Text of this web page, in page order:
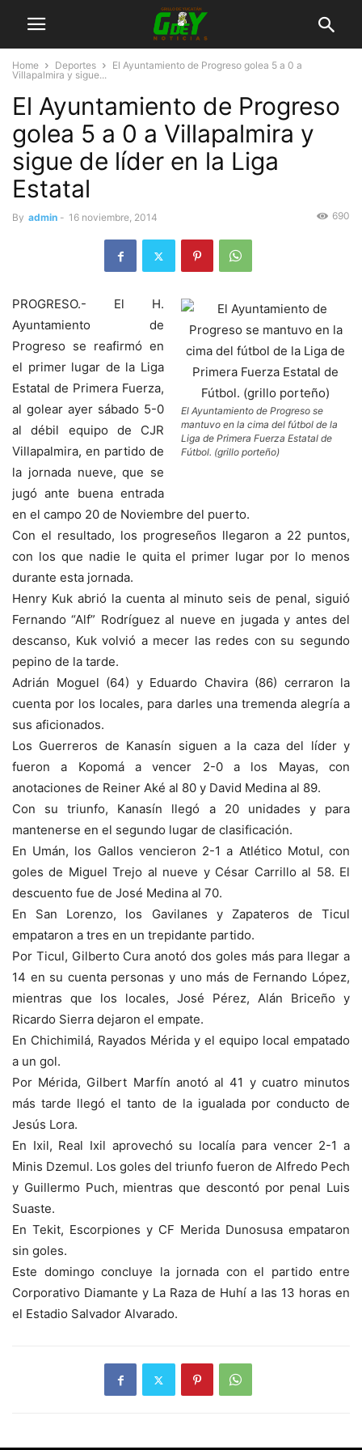
Home Deportes
El Ayuntamiento de Progreso golea 5 a 0 a
Villapalmira y sigue...
El Ayuntamiento de Progreso
golea 5 a 0 a Villapalmira y
sigue de líder en la Liga
Estatal
By admin - 16 noviembre, 2014 690
El Ayuntamiento de Progreso se
mantuvo en la cima del fútbol de la
Liga de Primera Fuerza Estatal de
Fútbol. (grillo porteño)
PROGRESO.- El H.
Ayuntamiento de
Progreso se reafirmó en
el primer lugar de la Liga
Estatal de Primera Fuerza,
al golear ayer sábado 5-0
al débil equipo de CJR
Villapalmira, en partido de
la jornada nueve, que se
jugó ante buena entrada
en el campo 20 de Noviembre del puerto.
Con el resultado, los progreseños llegaron a 22 puntos,
con los que nadie le quita el primer lugar por lo menos
durante esta jornada.
Henry Kuk abrió la cuenta al minuto seis de penal, siguió
Fernando “Alf” Rodríguez al nueve en jugada y antes del
descanso, Kuk volvió a mecer las redes con su segundo
pepino de la tarde.
Adrián Moguel (64) y Eduardo Chavira (86) cerraron la
cuenta por los locales, para darles una tremenda alegría a
sus aficionados.
Los Guerreros de Kanasín siguen a la caza del líder y
fueron a Kopomá a vencer 2-0 a los Mayas, con
anotaciones de Reiner Aké al 80 y David Medina al 89.
Con su triunfo, Kanasín llegó a 20 unidades y para
mantenerse en el segundo lugar de clasificación.
En Umán, los Gallos vencieron 2-1 a Atlético Motul, con
goles de Miguel Trejo al nueve y César Carrillo al 58. El
descuento fue de José Medina al 70.
En San Lorenzo, los Gavilanes y Zapateros de Ticul
empataron a tres en un trepidante partido.
Por Ticul, Gilberto Cura anotó dos goles más para llegar a
14 en su cuenta personas y uno más de Fernando López,
mientras que los locales, José Pérez, Alán Briceño y
Ricardo Sierra dejaron el empate.
En Chichimilá, Rayados Mérida y el equipo local empatado
a un gol.
Por Mérida, Gilbert Marfín anotó al 41 y cuatro minutos
más tarde llegó el tanto de la igualada por conducto de
Jesús Lora.
En Ixil, Real Ixil aprovechó su localía para vencer 2-1 a
Minis Dzemul. Los goles del triunfo fueron de Alfredo Pech
y Guillermo Puch, mientras que descontó por penal Luis
Suaste.
En Tekit, Escorpiones y CF Merida Dunosusa empataron
sin goles.
Este domingo concluye la jornada con el partido entre
Corporativo Diamante y La Raza de Huhí a las 13 horas en
el Estadio Salvador Alvarado.